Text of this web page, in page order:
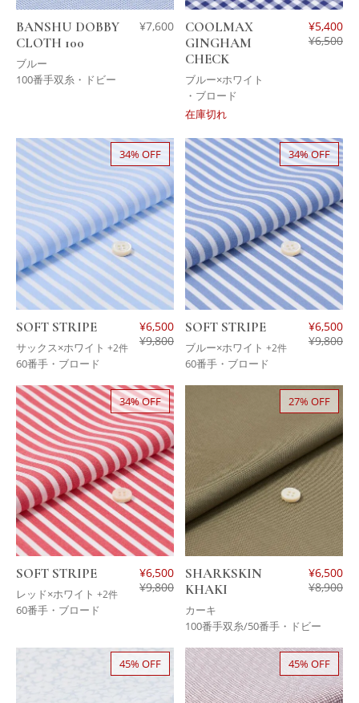
BANSHU DOBBY
CLOTH 100
ブルー
¥7,600
100番手双糸・ドビー
COOLMAX
GINGHAM
CHECK
ブルー×ホワイト
¥5,400
¥6,500
・ブロード
在庫切れ
34% OFF
SOFT STRIPE
サックス×ホワイト +2件
¥6,500
¥9,800
60番手・ブロード
34% OFF
SOFT STRIPE
ブルー×ホワイト +2件
¥6,500
¥9,800
60番手・ブロード
34% OFF
SOFT STRIPE
レッド×ホワイト +2件
¥6,500
¥9,800
60番手・ブロード
27% OFF
SHARKSKIN
KHAKI
カーキ
¥6,500
¥8,900
100番手双糸/50番手・ドビー
45% OFF 45% OFF